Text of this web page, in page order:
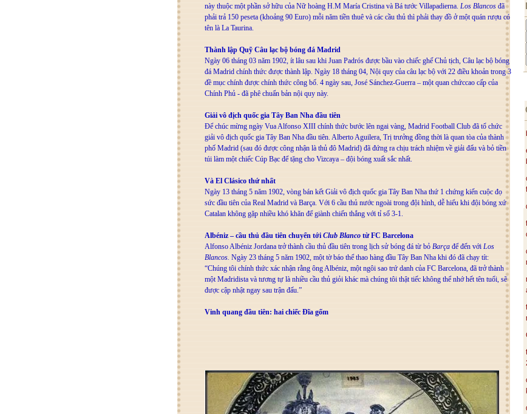
này thuộc một phần sở hữu của Nữ hoàng H.M María Cristina và Bá tước Villapadierna. Los Blancos đã
phải trả 150 peseta (khoảng 90 Euro) mỗi năm tiền thuê và các cầu thủ thì phải thay đồ ở một quán rượu có
tên là La Taurina.
Thành lập Quỹ Câu lạc bộ bóng đá Madrid
Ngày 06 tháng 03 năm 1902, ít lâu sau khi Juan Padrós được bầu vào chiếc ghế Chủ tịch, Câu lạc bộ bóng
đá Madrid chính thức được thành lập. Ngày 18 tháng 04, Nội quy của câu lạc bộ với 22 điều khoản trong 3
đề mục chính được chính thức công bố. 4 ngày sau, José Sánchez-Guerra – một quan chứccao cấp của
Chính Phủ - đã phê chuẩn bản nội quy này.
Giải vô địch quốc gia Tây Ban Nha đầu tiên
Để chúc mừng ngày Vua Alfonso XIII chính thức bước lên ngai vàng, Madrid Football Club đã tổ chức
giải vô địch quốc gia Tây Ban Nha đầu tiên. Alberto Aguilera, Trị trưởng đồng thời là quan tòa của thành
phố Madrid (sau đó được công nhận là thủ đô Madrid) đã đứng ra chịu trách nhiệm về giải đấu và bỏ tiền
túi làm một chiếc Cúp Bạc để tặng cho Vizcaya – đội bóng xuất sắc nhất.
Và El Clásico thứ nhất
Ngày 13 tháng 5 năm 1902, vòng bán kết Giải vô địch quốc gia Tây Ban Nha thứ 1 chứng kiến cuộc đọ
sức đầu tiên của Real Madrid và Barça. Với 6 cầu thủ nước ngoài trong đội hình, dễ hiểu khi đội bóng xứ
Catalan không gặp nhiều khó khăn để giành chiến thắng với tỉ số 3-1.
Albéniz – cầu thủ đầu tiên chuyển tới Club Blanco từ FC Barcelona
Alfonso Albéniz Jordana trở thành cầu thủ đầu tiên trong lịch sử bóng đá từ bỏ Barça để đến với Los
Blancos. Ngày 23 tháng 5 năm 1902, một tờ báo thể thao hàng đầu Tây Ban Nha khi đó đã chạy tít:
“Chúng tôi chính thức xác nhận rằng ông Albéniz, một ngôi sao trứ danh của FC Barcelona, đã trở thành
một Madridista và tương tự là nhiều cầu thủ giỏi khác mà chúng tôi thật tiếc không thể nhớ hết tên tuổi, sẽ
được cập nhật ngay sau trận đấu.”
Vinh quang đầu tiên: hai chiếc Đĩa gốm